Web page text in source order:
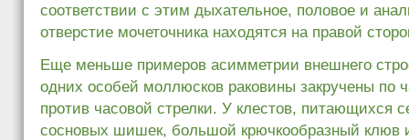
соответствии с этим дыхательное, половое и
отверстие мочеточника находятся на правой
Еще меньше примеров асимметрии внешнего
одних особей моллюсков раковины закручены по
против часовой стрелки. У клестов, питающихся
сосновых шишек, большой крючкообразный клюв